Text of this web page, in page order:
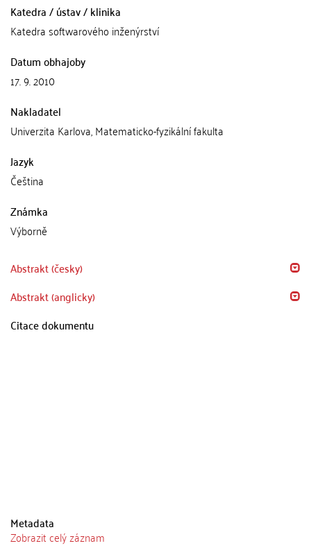
Katedra / ústav / klinika
Katedra softwarového inženýrství
Datum obhajoby
17. 9. 2010
Nakladatel
Univerzita Karlova, Matematicko-fyzikální fakulta
Jazyk
Čeština
Známka
Výborně
Abstrakt (česky)
Abstrakt (anglicky)
Citace dokumentu
Metadata
Zobrazit celý záznam